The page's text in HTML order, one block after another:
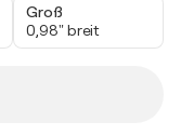
Groß
0,98" breit